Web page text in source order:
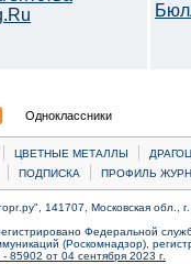
Одноклассники
| ЦВЕТНЫЕ МЕТАЛЛЫ |
| ПОДПИСКА | ПРОФИЛЬ
141707, Московская обл.,
Федеральной
(Роскомнадзор),
от 04 сентября 2023 г.